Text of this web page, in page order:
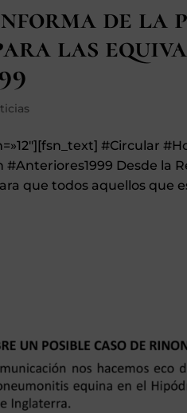
de la
las
#Circular
Desde la
que todos aquellos que